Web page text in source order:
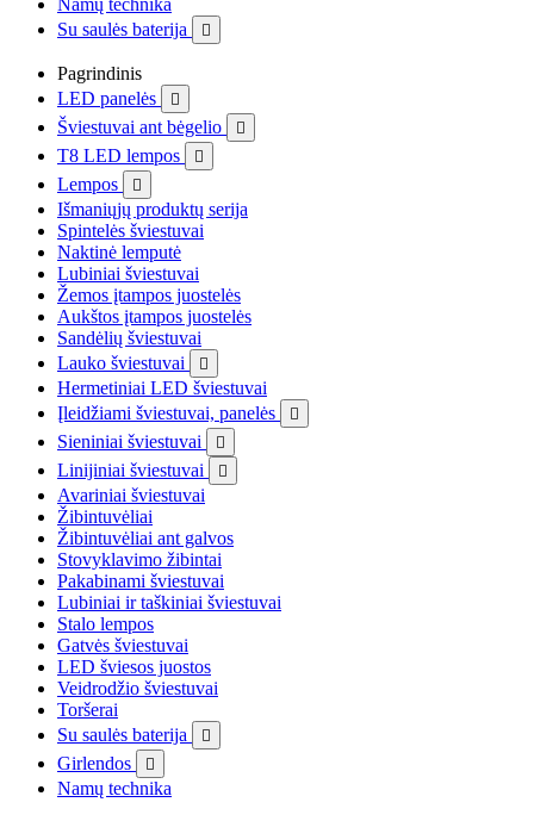
Namų technika
Su saulės baterija

Pagrindinis
LED panelės

Šviestuvai ant bėgelio 
T8 LED lempos 
Lempos 
Išmaniųjų produktų serija
Spintelės šviestuvai
Naktinė lemputė
Lubiniai šviestuvai
Žemos įtampos juostelės
Aukštos įtampos juostelės
Sandėlių šviestuvai
Lauko šviestuvai

Hermetiniai LED šviestuvai
Įleidžiami šviestuvai, panelės

Sieniniai šviestuvai 
Linijiniai šviestuvai 
Avariniai šviestuvai
Žibintuvėliai
Žibintuvėliai ant galvos
Stovyklavimo žibintai
Pakabinami šviestuvai
Lubiniai ir taškiniai šviestuvai
Stalo lempos
Gatvės šviestuvai
LED šviesos juostos
Veidrodžio šviestuvai
Toršerai
Su saulės baterija

Girlendos 
Namų technika